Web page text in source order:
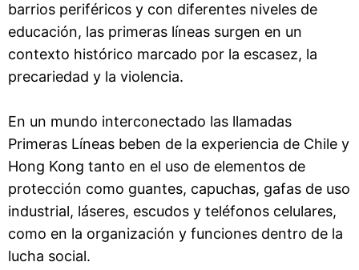
barrios periféricos y con diferentes niveles de
educación, las primeras líneas surgen en un
contexto histórico marcado por la escasez, la
precariedad y la violencia.
En un mundo interconectado las llamadas
Primeras Líneas beben de la experiencia de Chile y
Hong Kong tanto en el uso de elementos de
protección como guantes, capuchas, gafas de uso
industrial, láseres, escudos y teléfonos celulares,
como en la organización y funciones dentro de la
lucha social.